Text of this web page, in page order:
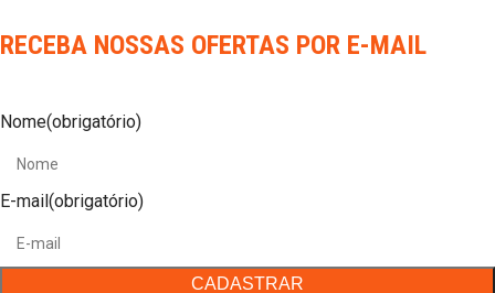
RECEBA NOSSAS OFERTAS POR E-MAIL
Nome(obrigatório)
E-mail (obrigatório)